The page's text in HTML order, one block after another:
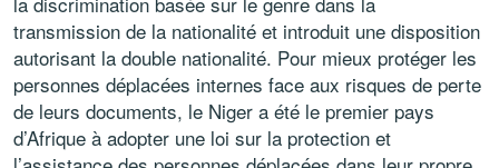
transmission de la nationalité et introduit une disposition
autorisant la double nationalité. Pour mieux protéger les
personnes déplacées internes face aux risques de perte
de leurs documents, le Niger a été le premier pays
d’Afrique à adopter une loi sur la protection et